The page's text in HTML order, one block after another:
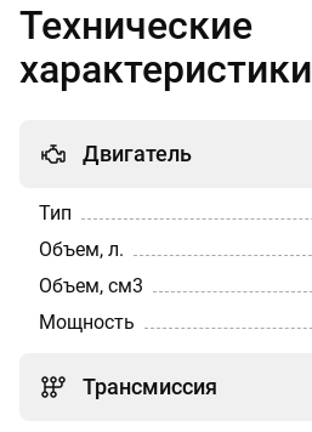
Технические
характеристики
Двигатель
Тип
Объем, л.
Объем, см3
Мощность
Трансмиссия